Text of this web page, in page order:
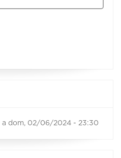
a dom, 02/06/2024 - 23:30